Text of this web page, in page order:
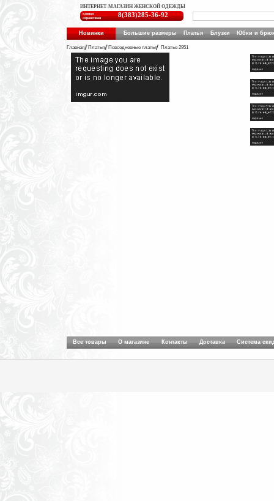
ИНТЕРНЕТ-МАГАЗИН ЖЕНСКОЙ ОДЕЖДЫ
единая
справочная
8(383)285-36-92
Новинки Большие размеры Платья Блузки Юбки и
Главная Платья Повседневные платья Платье 2951
Все товары О магазине Контакты Доставка Система